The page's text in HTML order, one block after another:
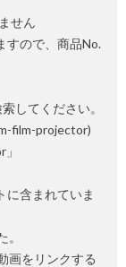
せん
すので、商品No.
してください。
film-projector)
に含まれていま
画をリンクする